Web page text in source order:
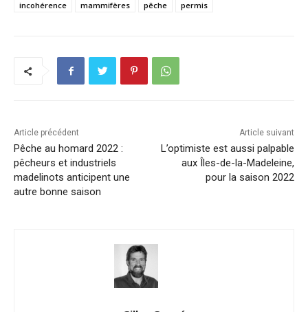
incohérence
mammifères pêche permis
Article précédent
Pêche au homard 2022 :
pêcheurs et industriels
madelinots anticipent une
autre bonne saison
Article suivant
L’optimiste est aussi palpable
aux Îles-de-la-Madeleine,
pour la saison 2022